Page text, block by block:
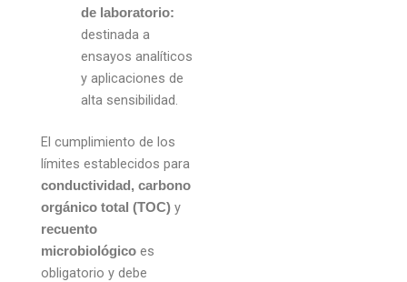
de laboratorio:
destinada a
ensayos analíticos
y aplicaciones de
alta sensibilidad.
El cumplimiento de los
límites establecidos para
conductividad, carbono
orgánico total (TOC)y
recuento
microbiológicoes
obligatorio y debe